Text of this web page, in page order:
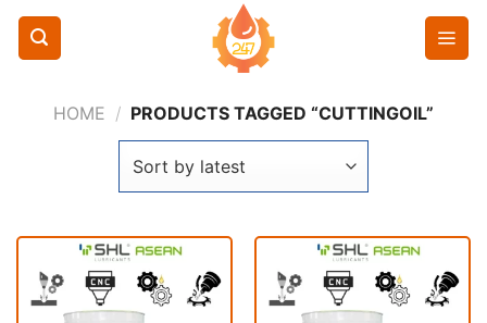
Chuyển
nội
HOME / PRODUCTS TAGGED “CUTTINGOIL”